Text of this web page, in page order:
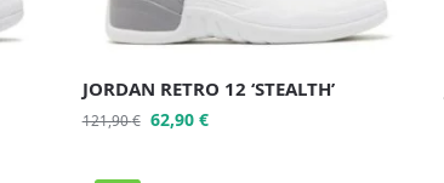
JORDAN RETRO 12 ‘STEALTH’
121,90€ 62,90 €